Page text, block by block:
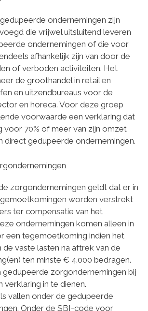
ondernemingen zijn
die vrijwel uitsluitend leveren
ondernemingen of die voor
afhankelijk zijn van door de
of verboden activiteiten. Het
de groothandel in retail en
en uitzendbureaus voor de
en horeca. Voor deze groep
voorwaarde een verklaring dat
voor 70% of meer van zijn omzet
direct gedupeerde ondernemingen.
zorgondernemingen geldt dat er in
worden verstrekt
ter compensatie van het
ondernemingen komen alleen in
een tegemoetkoming indien het
vaste lasten na aftrek van de
ten minste € 4.000 bedragen.
gedupeerde zorgondernemingen bij
verklaring in te dienen.
vallen onder de gedupeerde
Onder de SBI-code voor